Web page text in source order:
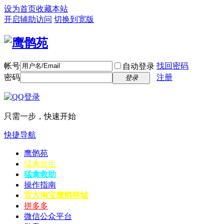
设为首页收藏本站
开启辅助访问 切换到宽版
帐号 自动登录 找回密码
密码
登录 注册
只需一步，快速开始
快捷导航
鹰鹘苑
猛禽放生
猛禽救助
操作指南
官方淘宝鹰鹘商城
拼多多
微信公众平台